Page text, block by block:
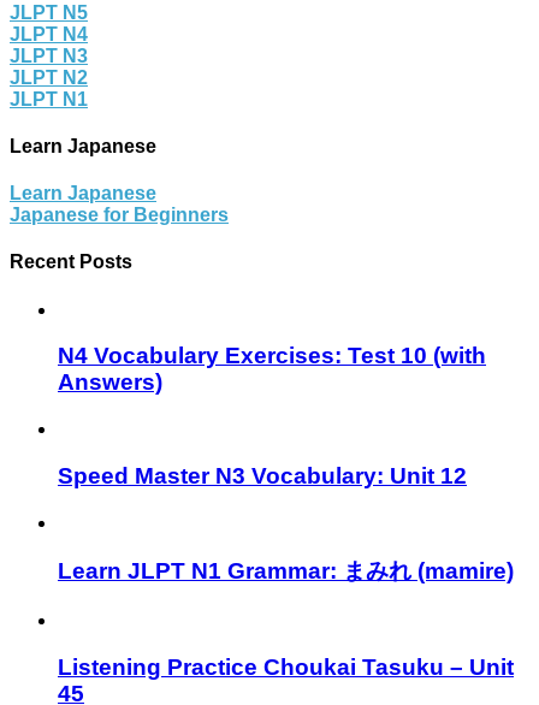
JLPT N5
JLPT N4
JLPT N3
JLPT N2
JLPT N1
Learn Japanese
Learn Japanese
Japanese for Beginners
Recent Posts
N4 Vocabulary Exercises: Test 10 (with
Answers)
Speed Master N3 Vocabulary: Unit 12
Learn JLPT N1 Grammar: まみれ (mamire)
Listening Practice Choukai Tasuku – Unit
45